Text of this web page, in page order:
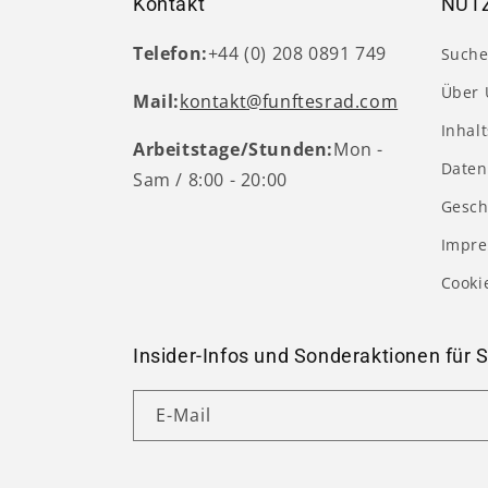
Telefon:+44 (0) 208 0891 749
Mail:kontakt@funftesrad.com
Arbeitstage/Stunden:Mon -
Sam / 8:00 - 20:00
Über
Insider-Infos und Sonderaktionen für
E-Mail